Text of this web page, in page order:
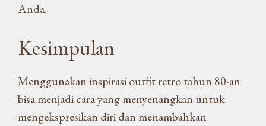
Anda.
Kesimpulan
Menggunakan inspirasi outfit retro tahun 80-an
bisa menjadi cara yang menyenangkan untuk
mengekspresikan diri dan menambahkan